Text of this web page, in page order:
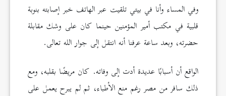
وفي المساء وأنا في بيتي تلقيت عبر الهاتف خبر إصابته بنوبة
قلبية في مكتب أمير المؤمنين حينما كان على وشك مقابلة
حضرته، وبعد ساعة عرفنا أنه انتقل إلى جوار الله تعالى.
الواقع أن أسبابًا عديدة أدت إلى وفاته. كان مريضًا بقلبه، ومع
ذلك سافر من مصر رغم منع الأطباء، ثم لم يبرح يعمل على